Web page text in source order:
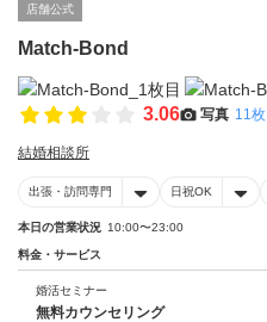
店舗公式
Match-Bond
3.06 写真 11枚
結婚相談所
出張・訪問専門 日祝OK
本日の営業状況 10:00〜23:00
料金・サービス
婚活セミナー
無料カウンセリング